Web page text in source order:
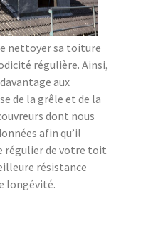
nettoyer sa toiture
régulière. Ainsi,
aux
de la grêle et de la
dont nous
afin qu’il
régulier de votre toit
résistance
longévité.